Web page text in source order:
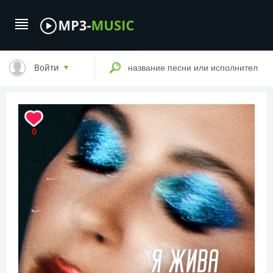
Войти
0